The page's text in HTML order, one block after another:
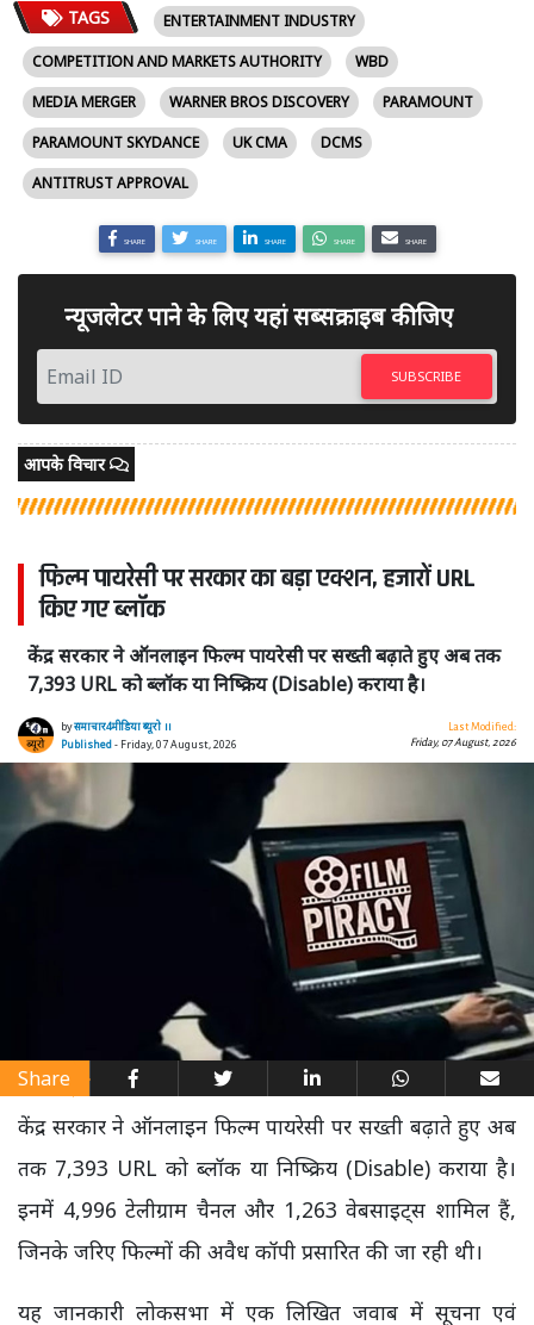
TAGS
ENTERTAINMENT INDUSTRY
COMPETITION AND MARKETS AUTHORITY
WBD
MEDIA MERGER
WARNER BROS DISCOVERY
PARAMOUNT
PARAMOUNT SKYDANCE
UK CMA
DCMS
ANTITRUST APPROVAL
SHARE SHARE SHARE SHARE SHARE
न्यूजलेटर पाने के लिए यहां सब्सक्राइब कीजिए
SUBSCRIBE
आपके विचार
फिल्म पायरेसी पर सरकार का बड़ा एक्शन, हजारों URL
किए गए ब्लॉक
केंद्र सरकार ने ऑनलाइन फिल्म पायरेसी पर सख्ती बढ़ाते हुए अब तक
7,393 URL को ब्लॉक या निष्क्रिय (Disable) कराया है।
byसमाचार4मीडिया ब्यूरो ।।
Published- Friday, 07 August, 2026
Last Modified:
Friday, 07 August, 2026
Share
केंद्र सरकार ने ऑनलाइन फिल्म पायरेसी पर सख्ती बढ़ाते हुए अब
तक 7,393 URL को ब्लॉक या निष्क्रिय (Disable) कराया है।
इनमें 4,996 टेलीग्राम चैनल और 1,263 वेबसाइट्स शामिल हैं,
जिनके जरिए फिल्मों की अवैध कॉपी प्रसारित की जा रही थी।
यह जानकारी लोकसभा में एक लिखित जवाब में सूचना एवं